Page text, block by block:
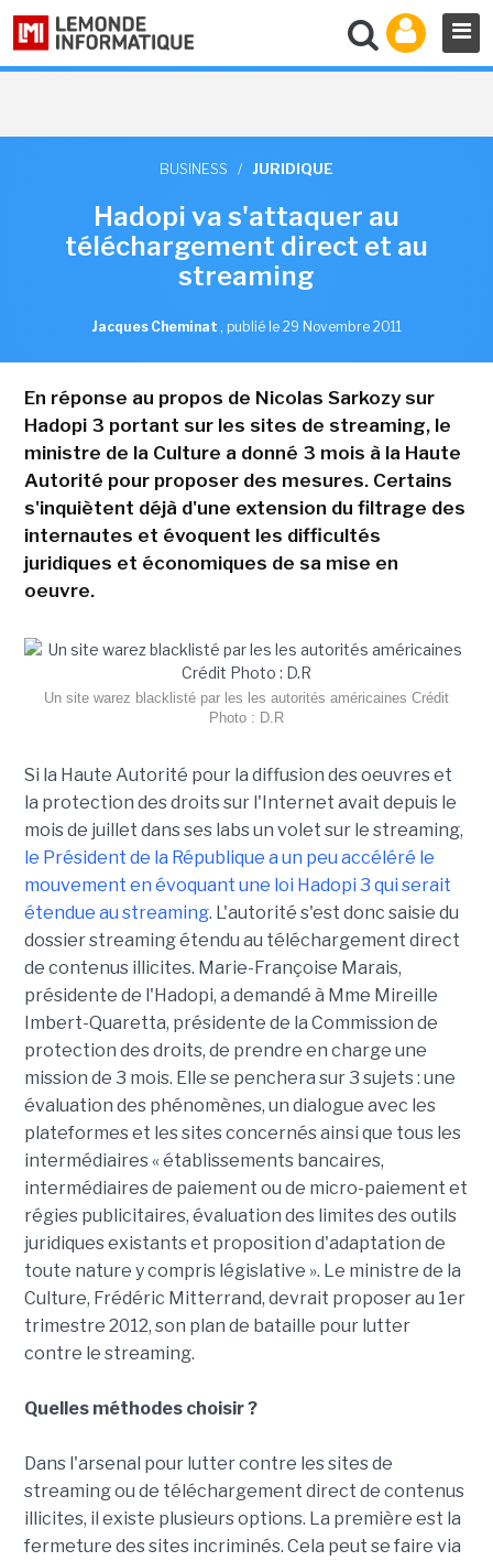
BUSINESS / JURIDIQUE
Hadopi va s'attaquer au
téléchargement direct et au
streaming
Jacques Cheminat , publié le 29 Novembre 2011
En réponse au propos de Nicolas Sarkozy sur
Hadopi 3 portant sur les sites de streaming, le
ministre de la Culture a donné 3 mois à la Haute
Autorité pour proposer des mesures. Certains
s'inquiètent déjà d'une extension du filtrage des
internautes et évoquent les difficultés
juridiques et économiques de sa mise en
oeuvre.
Un site warez blacklisté par les les autorités américaines Crédit
Photo : D.R
Si la Haute Autorité pour la diffusion des oeuvres et
la protection des droits sur l'Internet avait depuis le
mois de juillet dans ses labs un volet sur le streaming,
le Président de la République a un peu accéléré le
mouvement en évoquant une loi Hadopi 3 qui serait
étendue au streaming. L'autorité s'est donc saisie du
dossier streaming étendu au téléchargement direct
de contenus illicites. Marie-Françoise Marais,
présidente de l'Hadopi, a demandé à Mme Mireille
Imbert-Quaretta, présidente de la Commission de
protection des droits, de prendre en charge une
mission de 3 mois. Elle se penchera sur 3 sujets : une
évaluation des phénomènes, un dialogue avec les
plateformes et les sites concernés ainsi que tous les
intermédiaires « établissements bancaires,
intermédiaires de paiement ou de micro-paiement et
régies publicitaires, évaluation des limites des outils
juridiques existants et proposition d'adaptation de
toute nature y compris législative ». Le ministre de la
Culture, Frédéric Mitterrand, devrait proposer au 1er
trimestre 2012, son plan de bataille pour lutter
contre le streaming.
Quelles méthodes choisir ?
Dans l'arsenal pour lutter contre les sites de
streaming ou de téléchargement direct de contenus
illicites, il existe plusieurs options. La première est la
fermeture des sites incriminés. Cela peut se faire via